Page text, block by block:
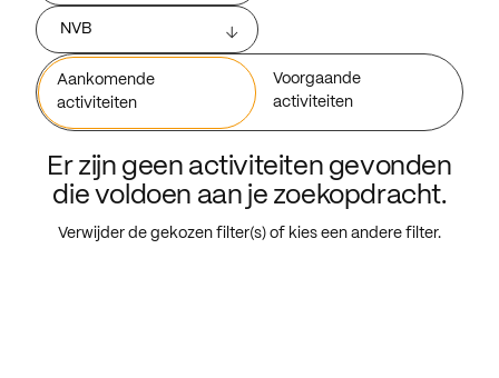
NVB
Aankomende
activiteiten
Voorgaande
activiteiten
Er zijn geen activiteiten gevonden
die voldoen aan je zoekopdracht.
Verwijder de gekozen filter(s) of kies een andere filter.